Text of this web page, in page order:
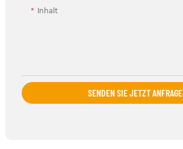
Inhalt
SENDEN SIE JETZT ANFRAGE